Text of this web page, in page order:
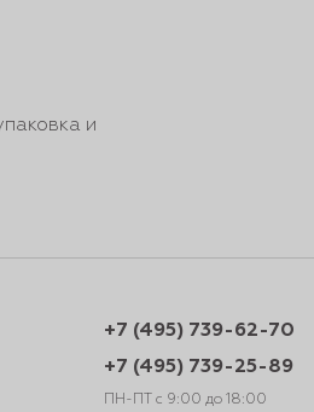
и
+7 (495) 739-62-70
+7 (495) 739-25-89
ПН-ПТ с 9:00 до 18:00